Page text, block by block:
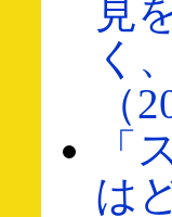
見
く
（
「
は